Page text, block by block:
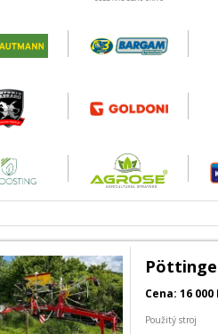
Cena: 16
Použitý stroj